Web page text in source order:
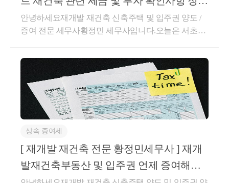
또한, 다세대 주택 중 시가표준액(기준시가)이 3억원
주의사항 및 진행절차
액 : 200,000,000원종전 주택 취득일 : 2008-01-01관리처
분계획인가일 : 2026-04-21권리가액 : 500,000,000원매
도가액 : 2,500,000,000원취득 당시 취득세 등 필요경비
등 필요경비 : 20,000,000원[1] 2026년 2월에 주택 상태
로 매도하는 경우의 양도소득세☞ [1] Step - 1 양도가액
- 취득가액 - 기타 필요경비를 차감한 양도차익 산정☞
[2] Step - 2소득세법 시행령 제 154조 1항에 따라 비과
세 요건 충족하였으므로 비과세 양도차익 차감☞[3] St
ep - 3소득세법 95조 2항 표2 . 장기보유특별공제 80%
적용하여 공제한 양도소득금액 산정☞[4] Step - 4기본
공제 차감하여 과세표준 산정 후 세액 산출- &gt; 부담
세액 약 6,300만원[2] 2026년 5월에 입주권 상태로 매도
하였습니다.
안녕하세요재개발 재건축 신축주택 및 입주권 양도 /
증여 전문 세무사황정민 세무사입니다.오늘은 서초구
포 미도1차 아파트) 에 대한투자/세무상 주요 확인사항
들에 대하여설명드리는 시간을 가져보도록 하겠습니
다.정리된 글은블로그에 포스팅하였습니다.반포 1,2,4
주구 및 3주구 [ 래미안 트리니원 , 디에이치 클래스트 ]
관리처분계획인가 후 준공 전 [ 반포 주공1단지 재건축
]반포 3주구 [래미안 트리니원] / 반포124주구 [ 반포 디
에이치 클래스트 ]도시 및 주거환경정비법 상 재건축 (
정비사업 )조정대상지역, 투기과열지구, 토지거래허가
구역 ( 2017-08-02 ~ 현재 )세대수 : 반포 3주구 [ 래미안
트리니원 ] 약 2,091세대 / 반포 124주구 [ 디에이치 클
상속∙증여세
[ 재개발 재건축 전문 황정민세무사 ] 재개
발재건축부동산 및 입주권 언제 증여해야